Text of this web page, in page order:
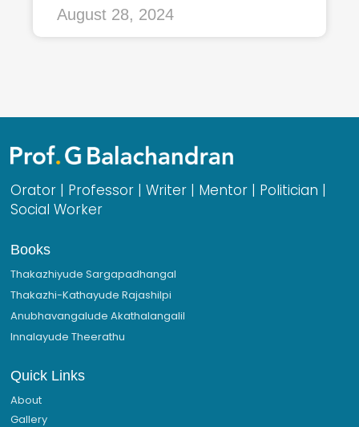
August 28, 2024
Orator | Professor | Writer | Mentor | Politician |
Social Worker
Books
Thakazhiyude Sargapadhangal
Thakazhi-Kathayude Rajashilpi
Anubhavangalude Akathalangalil
Innalayude Theerathu
Quick Links
About
Gallery